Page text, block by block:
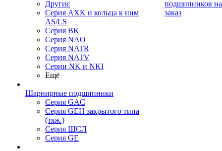
Другие
Серия AXK и кольца к ним
AS/LS
Серия BK
Серия NAO
Серия NATR
Серия NATV
Серии NK и NKI
Ещё
Шарнирные подшипники
Серия GAC
Серия GEH закрытого типа
(тяж.)
Серия ШСЛ
Серия GE
подшипников на
заказ